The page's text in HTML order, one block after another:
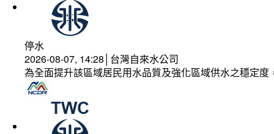
停水
2026-08-07, 14:28│台灣自來水公司
為全面提升該區域居民用水品質及強化區域供水之穩定